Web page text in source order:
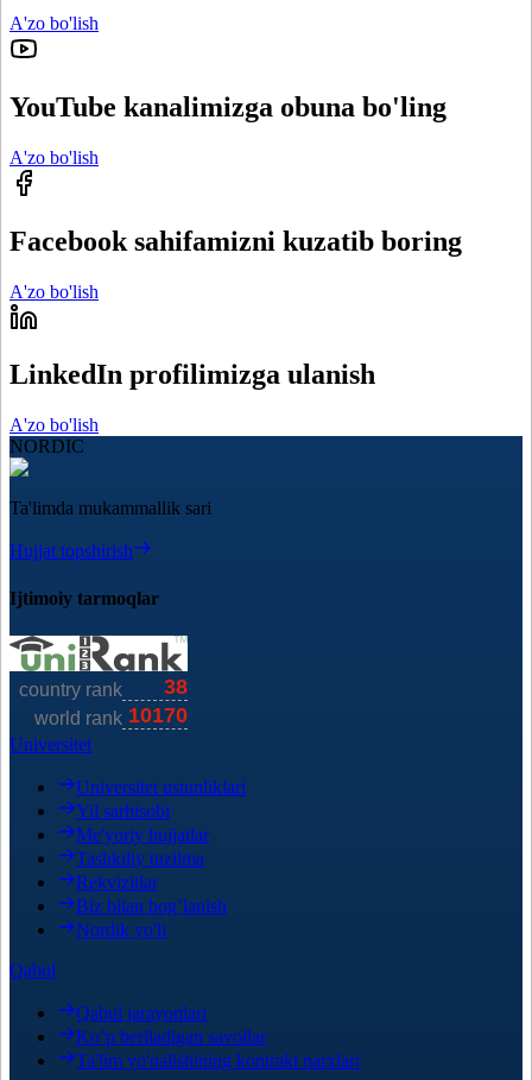
A'zo bo'lish
YouTube kanalimizga obuna bo'ling
A'zo bo'lish
Facebook sahifamizni kuzatib boring
A'zo bo'lish
LinkedIn profilimizga ulanish
A'zo bo'lish
NORDIC
Ta'limda mukammallik sari
Hujjat topshirish
Ijtimoiy tarmoqlar
Universitet
Universitet ustunliklari
Yil sarhisobi
Me'yoriy hujjatlar
Tashkiliy tuzilma
Rekvizitlar
Biz bilan bog’lanish
Nordik yo'li
Qabul
Qabul jarayonlari
Ko’p beriladigan savollar
Ta'lim yo'nalishining kontrakt narxlari